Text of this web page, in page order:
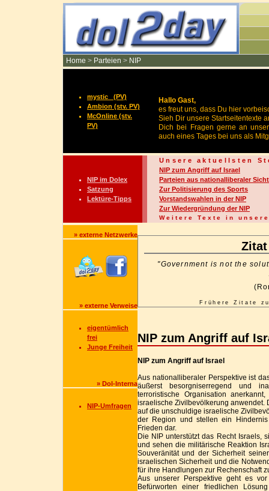
Home > Parteien > NIP
mystic_ (PV)
Ambion (stv. PV)
McOnline (stv.
PV)
Hallo Gast,
es freut uns, dass Du hier
Sieh Dir unsere Startseitentexte
Dich bei Fragen gerne an
auch eines Tages bei uns als
NIP im Dolex
Satzung
Lektüre-Tipps
Unsere aktuellsten
NIP zum Angriff auf Israel
Parteien aus nationalliberaler Sicht
Zur Politisierung des Sports
Vorstandswahlen in der NIP
Zur Wiedergründung der NIP
Weitere Texte in
» externe Netzwerke
» externe Verweise
eigentümlich
frei
Junge Freiheit
» Dol-Interna
NIP-Umfragen
"Government is not the
Frühere Zitate
NIP zum Angriff auf
NIP zum Angriff auf Israel
Aus nationalliberaler Perspektive ist
äußerst besorgniserregend und
terroristische Organisation
israelische Zivilbevölkerung anwendet.
auf die unschuldige israelische
der Region und stellen ein
Frieden dar.
Die NIP unterstützt das Recht Israels,
und sehen die militärische Reaktion
Souveränität und der Sicherheit
israelischen Sicherheit und die
für ihre Handlungen zur Rechenschaft
Aus unserer Perspektive geht es
Befürworten einer friedlichen